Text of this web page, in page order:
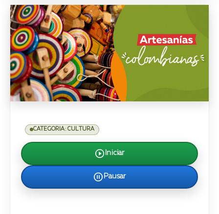
CATEGORIA: CULTURA
Iniciar
Pausar